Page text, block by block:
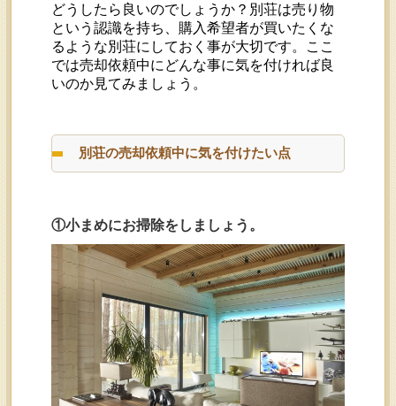
どうしたら良いのでしょうか？別荘は売り物
という認識を持ち、購入希望者が買いたくな
るような別荘にしておく事が大切です。ここ
では売却依頼中にどんな事に気を付ければ良
いのか見てみましょう。
別荘の売却依頼中に気を付けたい点
①小まめにお掃除をしましょう。